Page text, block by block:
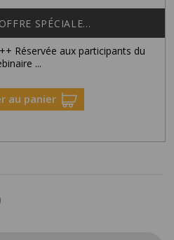
SPÉCIALE...
Réservée aux participants du
...
au panier